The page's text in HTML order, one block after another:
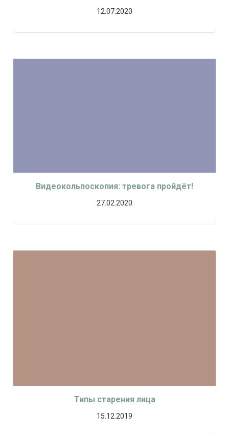
12.07.2020
Видеокольпоскопия: тревога пройдёт!
27.02.2020
Типы старения лица
15.12.2019